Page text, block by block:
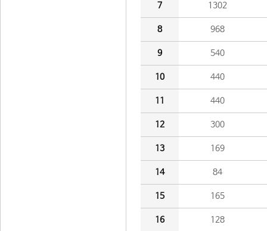
7 1302
8 968
9 540
10 440
11 440
12 300
13 169
14 84
15 165
16 128